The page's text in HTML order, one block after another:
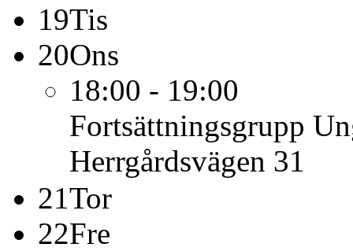
19Tis
20Ons
18:00 - 19:00
Fortsättningsgrupp
Herrgårdsvägen 31
21Tor
22Fre